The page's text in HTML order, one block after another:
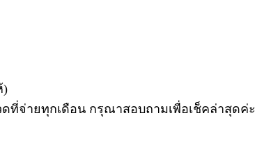
)
ที่จ่ายทุกเดือน กรุณาสอบถามเพื่อเช็คล่าสุดค่ะ